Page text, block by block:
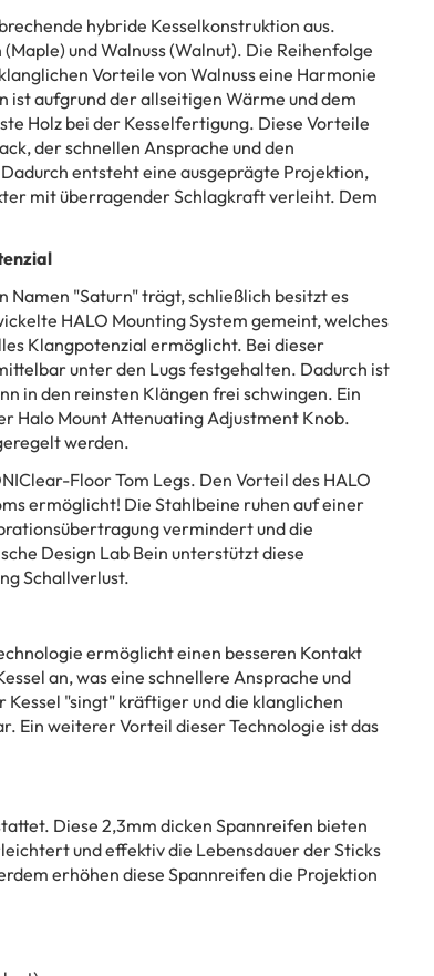
hybride Kesselkonstruktion aus.
und Walnuss (Walnut). Die Reihenfolge
Vorteile von Walnuss eine Harmonie
ist aufgrund der allseitigen Wärme und dem
Holz bei der Kesselfertigung. Diese Vorteile
der schnellen Ansprache und den
entsteht eine ausgeprägte Projektion,
mit überragender Schlagkraft verleiht. Dem
Namen "Saturn" trägt, schließlich besitzt es
HALO Mounting System gemeint, welches
Klangpotenzial ermöglicht. Bei dieser
unter den Lugs festgehalten. Dadurch ist
in den reinsten Klängen frei schwingen. Ein
Halo Mount Attenuating Adjustment Knob.
werden.
Floor Tom Legs. Den Vorteil des HALO
ermöglicht! Die Stahlbeine ruhen auf einer
vermindert und die
Design Lab Bein unterstützt diese
Schallverlust.
ermöglicht einen besseren Kontakt
an, was eine schnellere Ansprache und
"singt" kräftiger und die klanglichen
Ein weiterer Vorteil dieser Technologie ist das
Diese 2,3mm dicken Spannreifen bieten
und effektiv die Lebensdauer der Sticks
erhöhen diese Spannreifen die Projektion